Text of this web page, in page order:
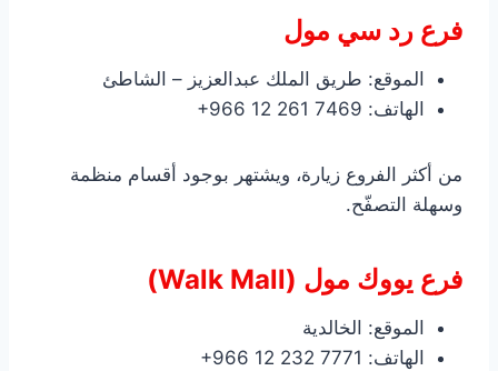
فرع رد سي مول
الموقع: طريق الملك عبدالعزيز – الشاطئ
الهاتف: ‎+966 12 261 7469
من أكثر الفروع زيارة، ويشتهر بوجود أقسام منظمة
وسهلة التصفّح.
فرع يووك مول (Walk Mall)
الموقع: الخالدية
الهاتف: ‎+966 12 232 7771